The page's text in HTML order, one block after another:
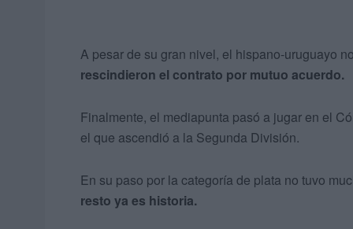
A pesar de su gran nivel, el hispano-uruguayo
rescindieron el contrato por mutuo acuerdo.
Finalmente, el mediapunta pasó a jugar en el
el que ascendió a la Segunda División.
En su paso por la categoría de plata no tuvo
resto ya es historia.